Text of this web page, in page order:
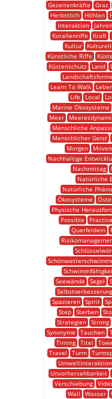
Gezeitenkräfte
Graz
Herbstlich
Höhlen
Interaktion
Jahren
Korallenriffe
Kraft
Kultur
Künstliche Riffe
Küste
Küstenschutz
Land
Learn To Walk
Life
Local
Marine Ökosysteme
Meer
Menschliche
Menschlicher Geist
Morgen
Nachhaltige
Nachmittag
Natürliche
Natürliche
Ökosysteme
Physische
Possible
Practice
Querfeldein
Seewände
Segel
Selbstverbesserung
Spazieren
Spirit
Step
Sterben
Strategien
Strong
Synonyme
Tauchen
Timing
Titel
Travel
Turm
Umweltinteraktion
Unvorhersehbarkeit
Verschiebung
Wall
Wasser